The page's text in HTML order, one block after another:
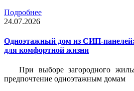
Подробнее
24.07.2026
Одноэтажный дом из СИП-
для комфортной жизни
При выборе загородного
предпочтение одноэтажным домам